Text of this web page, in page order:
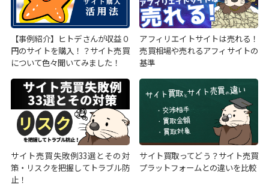
【事例紹介】ヒトデさんが収益０
円のサイトを購入！？サイト売買
について色々聞いてみました！
アフィリエイトサイトは売れる！
売買相場や売れるアフィサイトの
基準
サイト売買失敗例33選とその対
策・リスクを把握してトラブル防
止！
サイト買取ってどう？サイト売買
プラットフォームとの違いを比較